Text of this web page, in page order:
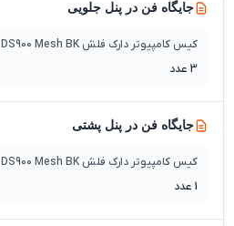
جایگاه فن در پنل جلویی
کیس کامپیوتر دارک فلش DS900 Mesh BK
3 عدد
جایگاه فن در پنل پشتی
کیس کامپیوتر دارک فلش DS900 Mesh BK
1 عدد